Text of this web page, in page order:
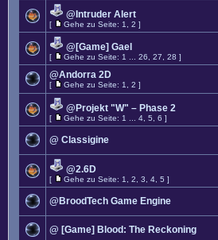
@Intruder Alert
[ Gehe zu Seite: 1 2 ]
@[Game] Gael
[ Gehe zu Seite: 1 26 27 28 ]
@Andorra 2D
[ Gehe zu Seite: 1 2 ]
@Projekt "W" – Phase 2
[ Gehe zu Seite: 1 4 5 6 ]
@ Classigine
@2.6D
[ Gehe zu Seite: 1 2 3 4 5 ]
@BroodTech Game Engine
@ [Game] Blood: The Reckoning